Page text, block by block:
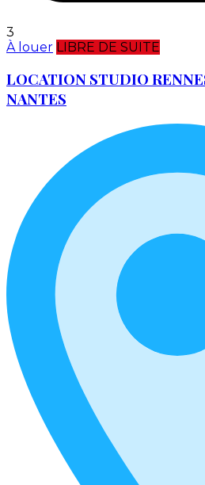
3
À louer LIBRE DE SUITE
LOCATION STUDIO
NANTES